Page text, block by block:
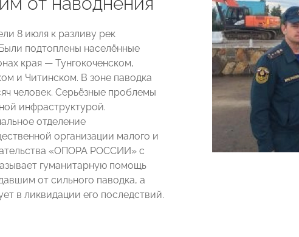
8 июля к разливу рек
подтоплены населённые
края — Тунгокоченском,
и Читинском. В зоне паводка
человек. Серьёзные проблемы
инфраструктурой.
отделение
организации малого и
«ОПОРА РОССИИ» с
гуманитарную помощь
от сильного паводка, а
в ликвидации его последствий.